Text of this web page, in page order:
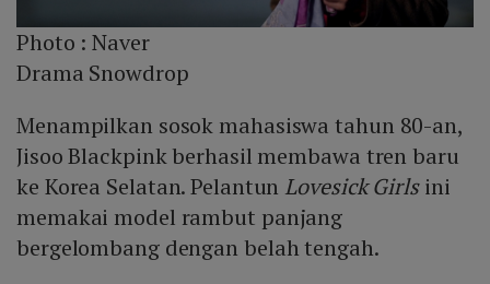
Photo :Naver
Drama Snowdrop
Menampilkan sosok mahasiswa tahun 80-an,
Jisoo Blackpink berhasil membawa tren baru
ke Korea Selatan. Pelantun Lovesick Girlsini
memakai model rambut panjang
bergelombang dengan belah tengah.